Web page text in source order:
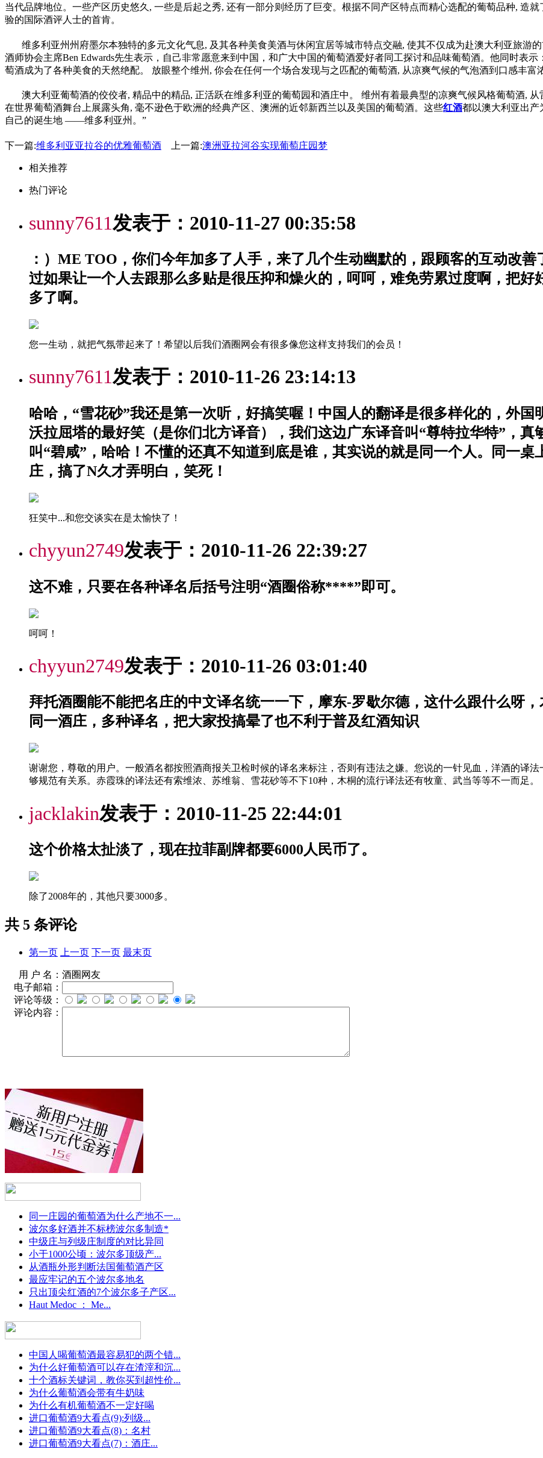
当代品牌地位。一些产区历史悠久, 一些是后起之秀, 还有一部分则经历了巨变。根据不同产区特点而精心选配的葡萄品种, 造
验的国际酒评人士的首肯。
维多利亚州州府墨尔本独特的多元文化气息, 及其各种美食美酒与休闲宜居等城市特点交融, 使其不仅成为赴澳大利亚旅游
酒师协会主席Ben Edwards先生表示，自己非常愿意来到中国，和广大中国的葡萄酒爱好者同工探讨和品味葡萄酒。他同时表
萄酒成为了各种美食的天然绝配。 放眼整个维州, 你会在任何一个场合发现与之匹配的葡萄酒, 从凉爽气候的气泡酒到口感丰
澳大利亚葡萄酒的佼佼者, 精品中的精品, 正活跃在维多利亚的葡萄园和酒庄中。 维州有着最典型的凉爽气候风格葡萄酒,
在世界葡萄酒舞台上展露头角, 毫不逊色于欧洲的经典产区、澳洲的近邻新西兰以及美国的葡萄酒。这些红酒都以澳大利亚出产
自己的诞生地 ——维多利亚州。”
下一篇:维多利亚亚拉谷的优雅葡萄酒 上一篇:澳洲亚拉河谷实现葡萄庄园梦
相关推荐
热门评论
sunny7611发表于：2010-11-27 00:35:58
：）ME TOO，你们今年加多了人手，来了几个生动幽默的，跟顾客的互动改
过如果让一个人去跟那么多贴是很压抑和燥火的，呵呵，难免劳累过度啊，把
多了啊。
您一生动，就把气氛带起来了！希望以后我们酒圈网会有很多像您这样支持我们的会员！
sunny7611发表于：2010-11-26 23:14:13
哈哈，“雪花砂”我还是第一次听，好搞笑喔！中国人的翻译是很多样化的，外
沃拉屈塔的最好笑（是你们北方译音），我们这边广东译音叫“尊特拉华特”，真
叫“碧咸”，哈哈！不懂的还真不知道到底是谁，其实说的就是同一个人。同一
庄，搞了N久才弄明白，笑死！
狂笑中...和您交谈实在是太愉快了！
chyyun2749发表于：2010-11-26 22:39:27
这不难，只要在各种译名后括号注明“酒圈俗称****”即可。
呵呵！
chyyun2749发表于：2010-11-26 03:01:40
拜托酒圈能不能把名庄的中文译名统一一下，摩东-罗歇尔德，这什么跟什么呀，
同一酒庄，多种译名，把大家投搞晕了也不利于普及红酒知识
谢谢您，尊敬的用户。一般酒名都按照酒商报关卫检时候的译名来标注，否则有违法之嫌。您说的一针见血，洋酒的译
够规范有关系。赤霞珠的译法还有索维浓、苏维翁、雪花砂等不下10种，木桐的流行译法还有牧童、武当等等不一而足。
jacklakin发表于：2010-11-25 22:44:01
这个价格太扯淡了，现在拉菲副牌都要6000人民币了。
除了2008年的，其他只要3000多。
共 5 条评论
第一页 上一页 下一页 最末页
用 户 名： 酒圈网友
电子邮箱：
评论等级：
评论内容：
同一庄园的葡萄酒为什么产地不一...
波尔多好酒并不标榜波尔多制造*
中级庄与列级庄制度的对比异同
小于1000公顷：波尔多顶级产...
从酒瓶外形判断法国葡萄酒产区
最应牢记的五个波尔多地名
只出顶尖红酒的7个波尔多子产区...
Haut Medoc ： Me...
中国人喝葡萄酒最容易犯的两个错...
为什么好葡萄酒可以存在渣滓和沉...
十个酒标关键词，教你买到超性价...
为什么葡萄酒会带有牛奶味
为什么有机葡萄酒不一定好喝
进口葡萄酒9大看点(9):列级...
进口葡萄酒9大看点(8)：名村
进口葡萄酒9大看点(7)：酒庄...